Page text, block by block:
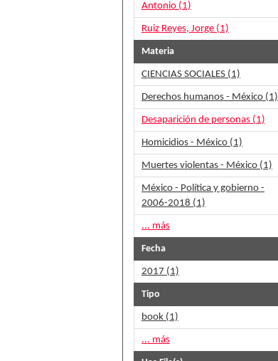
Antonio (1)
Ruiz Reyes, Jorge (1)
Materia
CIENCIAS SOCIALES (1)
Derechos humanos - México (1)
Desaparición de personas (1)
Homicidios - México (1)
Muertes violentas - México (1)
México - Política y gobierno -
2006-2018 (1)
... más
Fecha
2017 (1)
Tipo
book (1)
... más